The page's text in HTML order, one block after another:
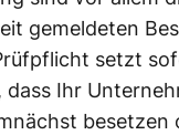
gemeldeten
setzt
Ihr
besetzen